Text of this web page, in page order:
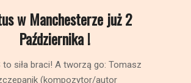
w Manchesterze już 2
Października !
to siła braci! A tworzą go: Tomasz
(kompozytor/autor